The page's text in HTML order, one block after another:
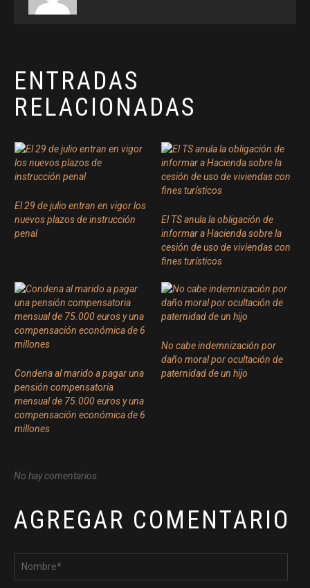
ENTRADAS
RELACIONADAS
El 29 de julio entran en vigor los
nuevos plazos de instrucción
penal
El TS anula la obligación de
informar a Hacienda sobre la
cesión de uso de viviendas con
fines turísticos
Condena al marido a pagar una
pensión compensatoria
mensual de 75.000 euros y una
compensación económica de 6
millones
No cabe indemnización por
daño moral por ocultación de
paternidad de un hijo
No hay comentarios.
AGREGAR COMENTARIO